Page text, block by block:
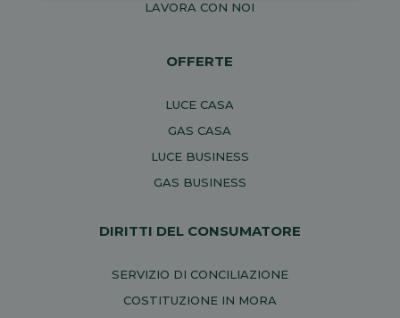
LAVORA CON NOI
OFFERTE
LUCE CASA
GAS CASA
LUCE BUSINESS
GAS BUSINESS
DIRITTI DEL CONSUMATORE
SERVIZIO DI CONCILIAZIONE
COSTITUZIONE IN MORA